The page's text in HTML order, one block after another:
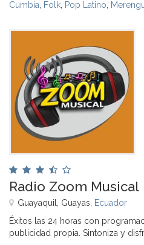
Cumbia Folk Pop Latino
Radio Zoom Musical
Guayaquil, Guayas, Ecuador
Éxitos las 24 horas con
publicidad propia. Sintoniza y